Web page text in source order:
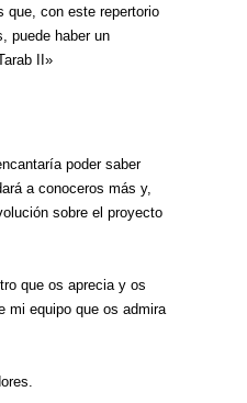
que, con este repertorio
puede haber un
II»
poder saber
a conoceros más y,
sobre el proyecto
que os aprecia y os
mi equipo que os admira